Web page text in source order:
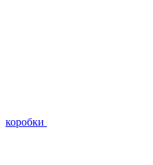
коробки